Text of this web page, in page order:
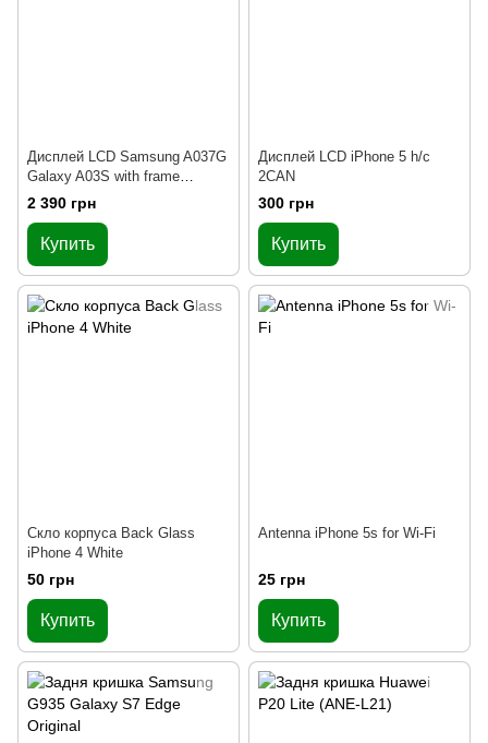
Дисплей LCD Samsung A037G
Galaxy A03S with frame
Original
2 390 грн
Купить
Дисплей LCD iPhone 5 h/c
2CAN
300 грн
Купить
Скло корпуса Back Glass
iPhone 4 White
50 грн
Купить
Antenna iPhone 5s for Wi-Fi
25 грн
Купить